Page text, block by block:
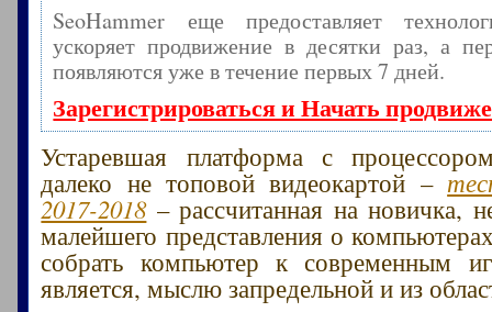
SeoHammer еще предоставляет
ускоряет продвижение в десятки раз, а
появляются уже в течение первых 7 дней.
Зарегистрироваться и Начать
Устаревшая платформа с
далеко не топовой видеокартой –
2017-2018– рассчитанная на новичка,
малейшего представления о
собрать компьютер к современным
является, мыслю запредельной и из